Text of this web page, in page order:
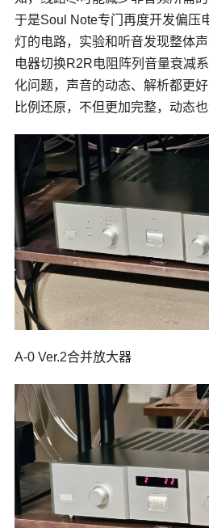
于是Soul Note专门再度开发偏压
灯的电路，实验和听音发现整体
电器切换R2R电阻阵列音量衰减
化问题，声音的动态、解析都更
比例还原，不但更加完整，动态也
A-0 Ver.2合并放大器